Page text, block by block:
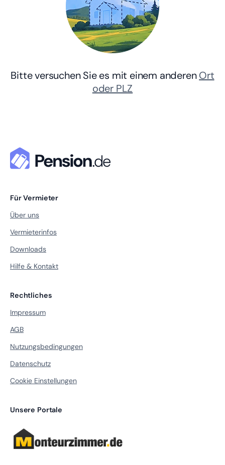
Bitte versuchen Sie es mit einem anderenOrt
oder PLZ
Für Vermieter
Über uns
Vermieterinfos
Downloads
Hilfe & Kontakt
Rechtliches
Impressum
AGB
Nutzungsbedingungen
Datenschutz
Cookie Einstellungen
Unsere Portale